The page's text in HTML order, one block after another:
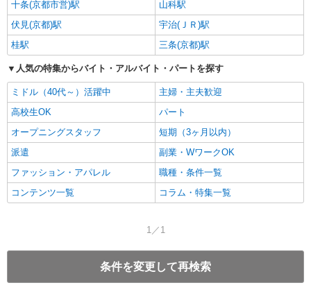
十条(京都市営)駅
山科駅
伏見(京都)駅
宇治(ＪＲ)駅
桂駅
三条(京都)駅
人気の特集からバイト・アルバイト・パートを探す
ミドル（40代～）活躍中
主婦・主夫歓迎
高校生OK
パート
オープニングスタッフ
短期（3ヶ月以内）
派遣
副業・WワークOK
ファッション・アパレル
職種・条件一覧
コンテンツ一覧
コラム・特集一覧
1／1
条件を変更して再検索